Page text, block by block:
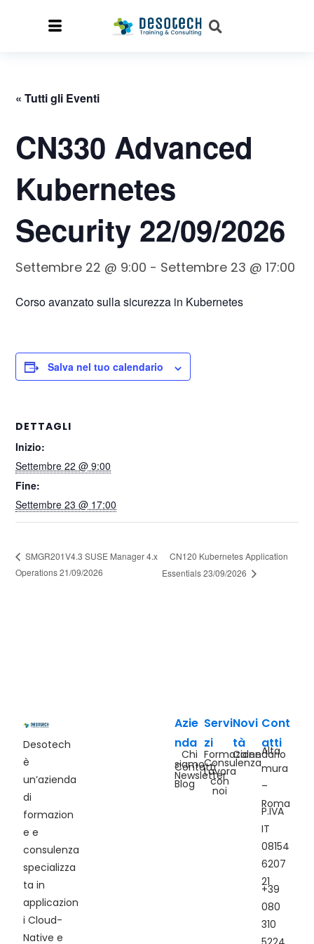
« Tutti gli Eventi
CN330 Advanced
Kubernetes
Security 22/09/2026
Settembre 22 @ 9:00 - Settembre 23 @ 17:00
Corso avanzato sulla sicurezza in Kubernetes
Salva nel tuo calendario
DETTAGLI
Inizio:
Settembre 22 @ 9:00
Fine:
Settembre 23 @ 17:00
SMGR201V4.3 SUSE Manager 4.x
Operations 21/09/2026
CN120 Kubernetes Application
Essentials 23/09/2026
Desotech
è
un’azienda
di
formazion
e e
consulenza
specializza
ta in
applicazion
i Cloud-
Native e
Azie
nda
Chi
siamo
Contatti
Newsletter
Blog
Servi
zi
Formazione
Consulenza
Lavora
con
noi
Novi
tà
Calendario
Cont
atti
Alta
mura
–
Roma
P.IVA
IT
08154
6207
21
+39
080
310